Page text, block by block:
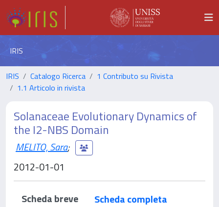
IRIS
IRIS Catalogo Ricerca
1 Contributo su Rivista
1.1 Articolo in rivista
Solanaceae Evolutionary Dynamics of
the I2-NBS Domain
MELITO, Sara;
2012-01-01
Scheda breve
Scheda completa